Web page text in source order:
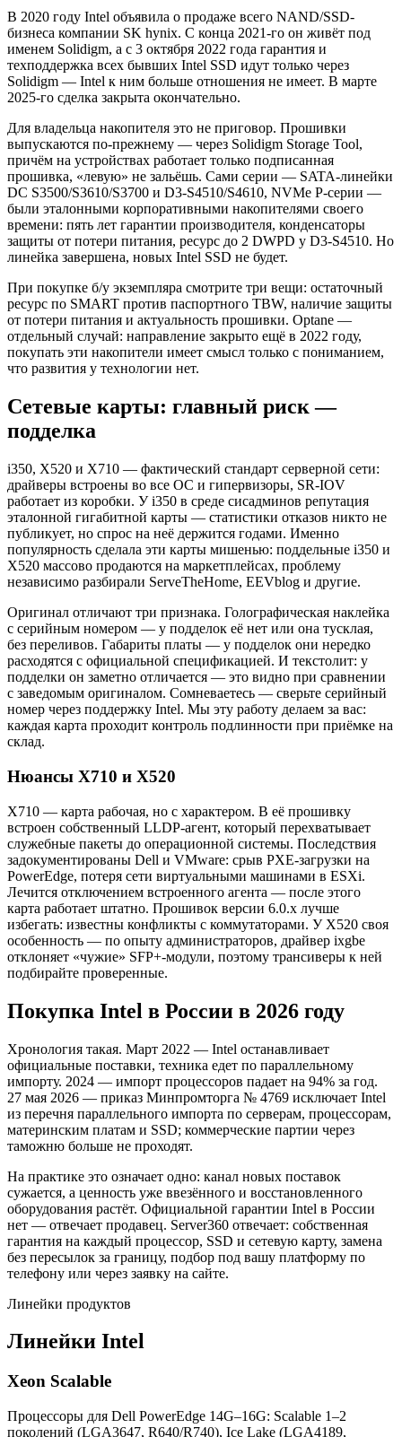
В 2020 году Intel объявила о продаже всего NAND/SSD-
бизнеса компании SK hynix. С конца 2021-го он живёт под
именем Solidigm, а с 3 октября 2022 года гарантия и
техподдержка всех бывших Intel SSD идут только через
Solidigm — Intel к ним больше отношения не имеет. В марте
2025-го сделка закрыта окончательно.
Для владельца накопителя это не приговор. Прошивки
выпускаются по-прежнему — через Solidigm Storage Tool,
причём на устройствах работает только подписанная
прошивка, «левую» не зальёшь. Сами серии — SATA-линейки
DC S3500/S3610/S3700 и D3-S4510/S4610, NVMe P-серии —
были эталонными корпоративными накопителями своего
времени: пять лет гарантии производителя, конденсаторы
защиты от потери питания, ресурс до 2 DWPD у D3-S4510. Но
линейка завершена, новых Intel SSD не будет.
При покупке б/у экземпляра смотрите три вещи: остаточный
ресурс по SMART против паспортного TBW, наличие защиты
от потери питания и актуальность прошивки. Optane —
отдельный случай: направление закрыто ещё в 2022 году,
покупать эти накопители имеет смысл только с пониманием,
что развития у технологии нет.
Сетевые карты: главный риск —
подделка
i350, X520 и X710 — фактический стандарт серверной сети:
драйверы встроены во все ОС и гипервизоры, SR-IOV
работает из коробки. У i350 в среде сисадминов репутация
эталонной гигабитной карты — статистики отказов никто не
публикует, но спрос на неё держится годами. Именно
популярность сделала эти карты мишенью: поддельные i350 и
X520 массово продаются на маркетплейсах, проблему
независимо разбирали ServeTheHome, EEVblog и другие.
Оригинал отличают три признака. Голографическая наклейка
с серийным номером — у подделок её нет или она тусклая,
без переливов. Габариты платы — у подделок они нередко
расходятся с официальной спецификацией. И текстолит: у
подделки он заметно отличается — это видно при сравнении
с заведомым оригиналом. Сомневаетесь — сверьте серийный
номер через поддержку Intel. Мы эту работу делаем за вас:
каждая карта проходит контроль подлинности при приёмке на
склад.
Нюансы X710 и X520
X710 — карта рабочая, но с характером. В её прошивку
встроен собственный LLDP-агент, который перехватывает
служебные пакеты до операционной системы. Последствия
задокументированы Dell и VMware: срыв PXE-загрузки на
PowerEdge, потеря сети виртуальными машинами в ESXi.
Лечится отключением встроенного агента — после этого
карта работает штатно. Прошивок версии 6.0.x лучше
избегать: известны конфликты с коммутаторами. У X520 своя
особенность — по опыту администраторов, драйвер ixgbe
отклоняет «чужие» SFP+-модули, поэтому трансиверы к ней
подбирайте проверенные.
Покупка Intel в России в 2026 году
Хронология такая. Март 2022 — Intel останавливает
официальные поставки, техника едет по параллельному
импорту. 2024 — импорт процессоров падает на 94% за год.
27 мая 2026 — приказ Минпромторга № 4769 исключает Intel
из перечня параллельного импорта по серверам, процессорам,
материнским платам и SSD; коммерческие партии через
таможню больше не проходят.
На практике это означает одно: канал новых поставок
сужается, а ценность уже ввезённого и восстановленного
оборудования растёт. Официальной гарантии Intel в России
нет — отвечает продавец. Server360 отвечает: собственная
гарантия на каждый процессор, SSD и сетевую карту, замена
без пересылок за границу, подбор под вашу платформу по
телефону или через заявку на сайте.
Линейки продуктов
Линейки Intel
Xeon Scalable
Процессоры для Dell PowerEdge 14G–16G: Scalable 1–2
поколений (LGA3647, R640/R740), Ice Lake (LGA4189,